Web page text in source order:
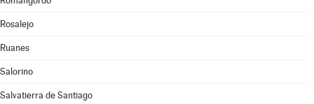
Rosalejo
Ruanes
Salorino
Salvatierra de Santiago